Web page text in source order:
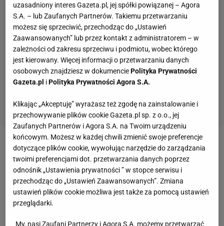
Operacja jest konieczna?
- Kiedy byłam na pierwszej, wizycie lekarz
powiedział mi, że więzadło krzyżowe przednie jest
zerwane, chociaż na rezonansie nie było tego widać
uzasadniony interes Gazeta.pl, jej spółki powiązanej – Agora
S.A. – lub Zaufanych Partnerów. Takiemu przetwarzaniu
możesz się sprzeciwić, przechodząc do „Ustawień
Zaawansowanych” lub przez kontakt z administratorem – w
zależności od zakresu sprzeciwu i podmiotu, wobec którego
jest kierowany. Więcej informacji o przetwarzaniu danych
osobowych znajdziesz w dokumenciePolityka Prywatności
Gazeta.pl iPolityka Prywatności Agora S.A.
Klikając „Akceptuję” wyrażasz też zgodę na zainstalowanie i
przechowywanie plików cookie Gazeta.pl sp. z o.o., jej
Zaufanych Partnerów i Agora S.A. na Twoim urządzeniu
końcowym. Możesz w każdej chwili zmienić swoje preferencje
dotyczące plików cookie, wywołując narzędzie do zarządzania
twoimi preferencjami dot. przetwarzania danych poprzez
odnośnik „Ustawienia prywatności ” w stopce serwisu i
przechodząc do „Ustawień Zaawansowanych”. Zmiana
ustawień plików cookie możliwa jest także za pomocą ustawień
przeglądarki.
My, nasi Zaufani Partnerzy i Agora S.A. możemy przetwarzać